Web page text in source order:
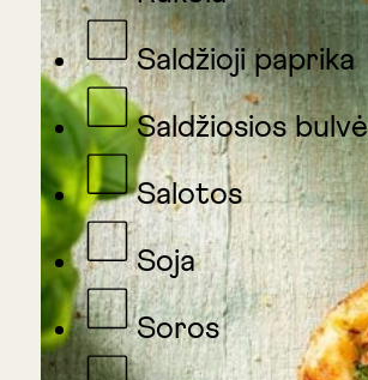
Saldžioji paprika
Saldžiosios
Salotos
Soja
Soros